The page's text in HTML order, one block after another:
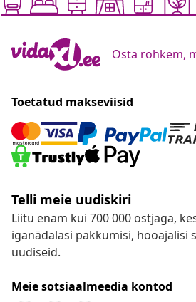
Osta rohkem,
Toetatud makseviisid
Telli meie uudiskiri
Liitu enam kui 700 000 ostjaga,
iganädalasi pakkumisi, hooajalisi
uudiseid.
Meie sotsiaalmeedia kontod